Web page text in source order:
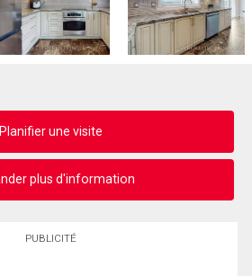
Planifier une visite
plus d'information
PUBLICITÉ